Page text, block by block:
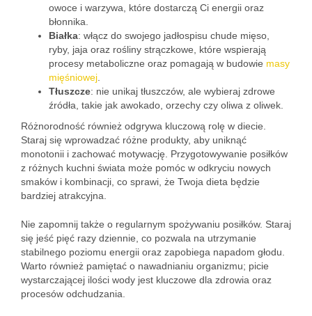
owoce i warzywa, które dostarczą Ci energii oraz
błonnika.
Białka: włącz do swojego jadłospisu chude mięso,
ryby, jaja oraz rośliny strączkowe, które wspierają
procesy metaboliczne oraz pomagają w budowie masy
mięśniowej
Tłuszcze: nie unikaj tłuszczów, ale wybieraj zdrowe
źródła, takie jak awokado, orzechy czy oliwa z oliwek.
Różnorodność również odgrywa kluczową rolę w diecie.
Staraj się wprowadzać różne produkty, aby uniknąć
monotonii i zachować motywację. Przygotowywanie posiłków
z różnych kuchni świata może pomóc w odkryciu nowych
smaków i kombinacji, co sprawi, że Twoja dieta będzie
bardziej atrakcyjna.
Nie zapomnij także o regularnym spożywaniu posiłków. Staraj
się jeść pięć razy dziennie, co pozwala na utrzymanie
stabilnego poziomu energii oraz zapobiega napadom głodu.
Warto również pamiętać o nawadnianiu organizmu; picie
wystarczającej ilości wody jest kluczowe dla zdrowia oraz
procesów odchudzania.